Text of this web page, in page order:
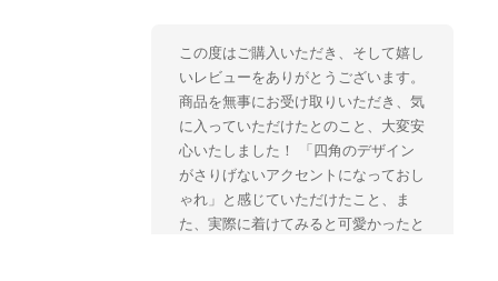
この度はご購入いただき、そして嬉し
いレビューをありがとうございます。
商品を無事にお受け取りいただき、気
に入っていただけたとのこと、大変安
心いたしました！ 「四角のデザイン
がさりげないアクセントになっておし
ゃれ」と感じていただけたこと、ま
た、実際に着けてみると可愛かったと